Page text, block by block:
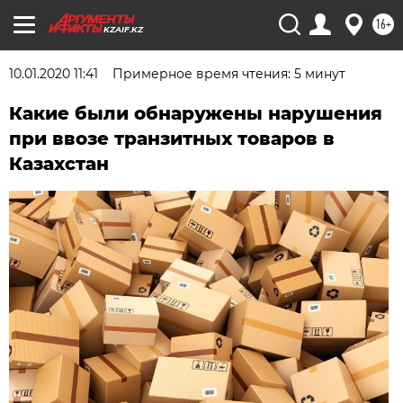
KZAIF.KZ 16+
10.01.2020 11:41 Примерное время чтения: 5 минут
Какие были обнаружены нарушения
при ввозе транзитных товаров в
Казахстан